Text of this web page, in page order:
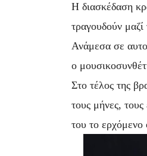
Η διασκέδαση
τραγουδούν μαζί
Ανάμεσα σε
ο
Στο τέλος της
τους μήνες,
του το